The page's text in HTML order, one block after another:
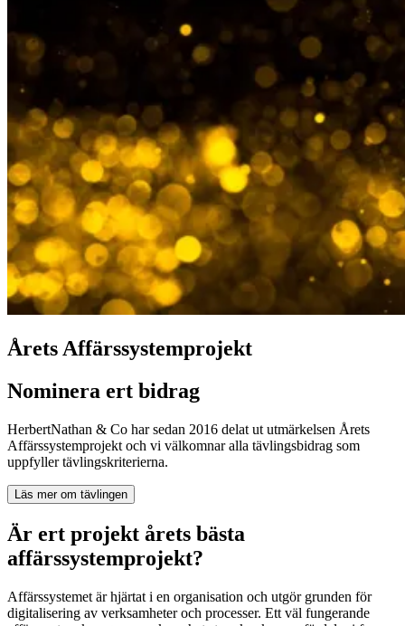
Årets Affärssystemprojekt
Nominera ert bidrag
HerbertNathan & Co har sedan 2016 delat ut utmärkelsen Årets
Affärssystemprojekt och vi välkomnar alla tävlingsbidrag som
uppfyller tävlingskriterierna.
Läs mer om tävlingen
Är ert projekt årets bästa
affärssystemprojekt?
Affärssystemet är hjärtat i en organisation och utgör grunden för
digitalisering av verksamheter och processer. Ett väl fungerande